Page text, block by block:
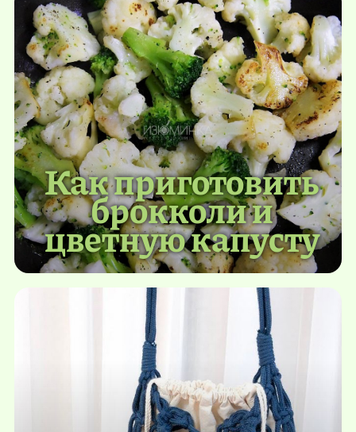
Как приготовить
брокколи и
цветную капусту